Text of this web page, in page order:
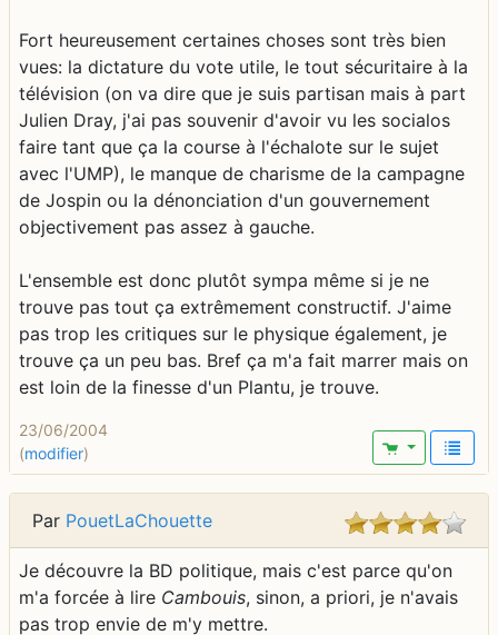
Fort heureusement certaines choses sont très bien
vues: la dictature du vote utile, le tout sécuritaire à la
télévision (on va dire que je suis partisan mais à part
Julien Dray, j'ai pas souvenir d'avoir vu les socialos
faire tant que ça la course à l'échalote sur le sujet
avec l'UMP), le manque de charisme de la campagne
de Jospin ou la dénonciation d'un gouvernement
objectivement pas assez à gauche.
L'ensemble est donc plutôt sympa même si je ne
trouve pas tout ça extrêmement constructif. J'aime
pas trop les critiques sur le physique également, je
trouve ça un peu bas. Bref ça m'a fait marrer mais on
est loin de la finesse d'un Plantu, je trouve.
23/06/2004
(modifier)
Par PouetLaChouette
Je découvre la BD politique, mais c'est parce qu'on
m'a forcée à lire Cambouis, sinon, a priori, je n'avais
pas trop envie de m'y mettre.